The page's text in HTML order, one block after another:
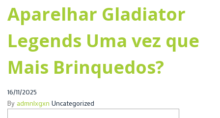
Aparelhar Gladiator
Legends Uma vez que
Mais Brinquedos?
16/11/2025
By admnlxgxn Uncategorized